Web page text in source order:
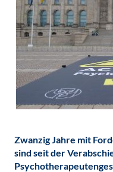
Zwanzig Jahre mit
sind seit der